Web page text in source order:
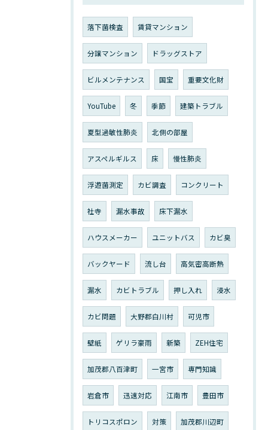
落下菌検査 賃貸マンション
分譲マンション ドラッグストア
ビルメンテナンス 国宝 重要文化財
YouTube 冬 季節 建築トラブル
夏型過敏性肺炎 北側の部屋
アスペルギルス 床 慢性肺炎
浮遊菌測定 カビ調査 コンクリート
社寺 漏水事故 床下漏水
ハウスメーカー ユニットバス カビ臭
バックヤード 流し台 高気密高断熱
漏水 カビトラブル 押し入れ 浸水
カビ問題 大野郡白川村 可児市
壁紙 ゲリラ豪雨 新築 ZEH住宅
加茂郡八百津町 一宮市 専門知識
岩倉市 迅速対応 江南市 豊田市
トリコスポロン 対策 加茂郡川辺町